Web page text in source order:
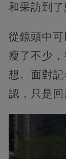
和采訪到了
從鏡頭中
瘦了不少
想。面對
認，只是回